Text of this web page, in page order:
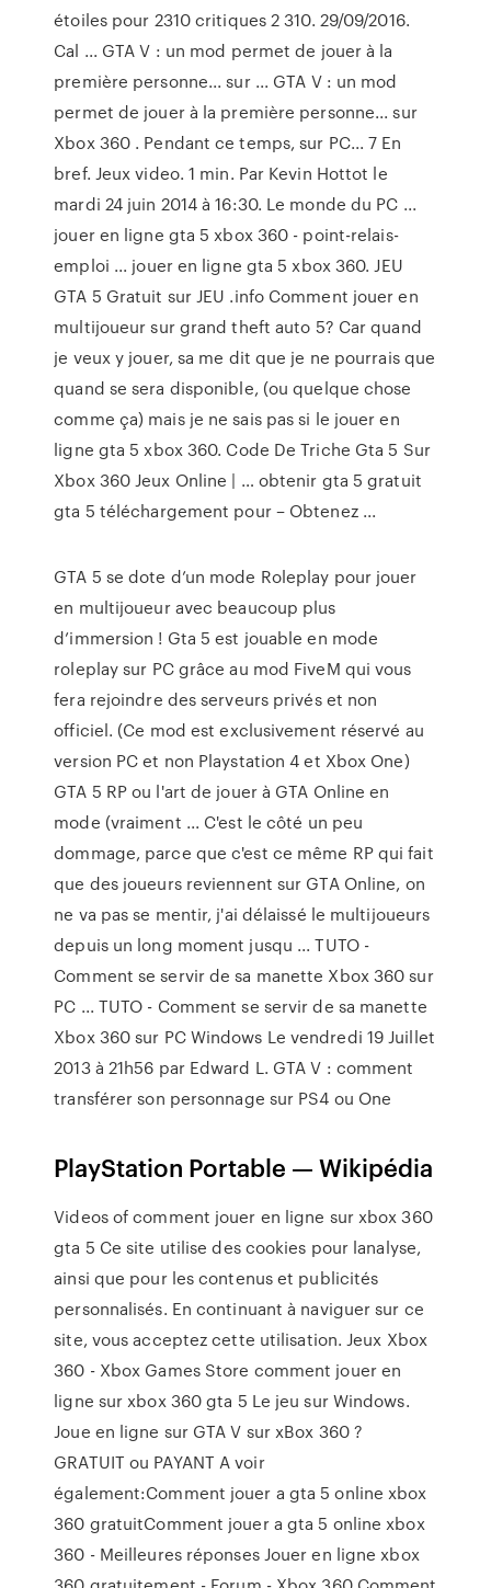
étoiles pour 2310 critiques 2 310. 29/09/2016.
Cal ... GTA V : un mod permet de jouer à la
première personne... sur ... GTA V : un mod
permet de jouer à la première personne... sur
Xbox 360 . Pendant ce temps, sur PC... 7 En
bref. Jeux video. 1 min. Par Kevin Hottot le
mardi 24 juin 2014 à 16:30. Le monde du PC ...
jouer en ligne gta 5 xbox 360 - point-relais-
emploi ... jouer en ligne gta 5 xbox 360. JEU
GTA 5 Gratuit sur JEU .info Comment jouer en
multijoueur sur grand theft auto 5? Car quand
je veux y jouer, sa me dit que je ne pourrais que
quand se sera disponible, (ou quelque chose
comme ça) mais je ne sais pas si le jouer en
ligne gta 5 xbox 360. Code De Triche Gta 5 Sur
Xbox 360 Jeux Online | … obtenir gta 5 gratuit
gta 5 téléchargement pour – Obtenez ...
GTA 5 se dote d’un mode Roleplay pour jouer
en multijoueur avec beaucoup plus
d’immersion ! Gta 5 est jouable en mode
roleplay sur PC grâce au mod FiveM qui vous
fera rejoindre des serveurs privés et non
officiel. (Ce mod est exclusivement réservé au
version PC et non Playstation 4 et Xbox One)
GTA 5 RP ou l'art de jouer à GTA Online en
mode (vraiment ... C'est le côté un peu
dommage, parce que c'est ce même RP qui fait
que des joueurs reviennent sur GTA Online, on
ne va pas se mentir, j'ai délaissé le multijoueurs
depuis un long moment jusqu ... TUTO -
Comment se servir de sa manette Xbox 360 sur
PC ... TUTO - Comment se servir de sa manette
Xbox 360 sur PC Windows Le vendredi 19 Juillet
2013 à 21h56 par Edward L. GTA V : comment
transférer son personnage sur PS4 ou One
PlayStation Portable — Wikipédia
Videos of comment jouer en ligne sur xbox 360
gta 5 Ce site utilise des cookies pour lanalyse,
ainsi que pour les contenus et publicités
personnalisés. En continuant à naviguer sur ce
site, vous acceptez cette utilisation. Jeux Xbox
360 - Xbox Games Store comment jouer en
ligne sur xbox 360 gta 5 Le jeu sur Windows.
Joue en ligne sur GTA V sur xBox 360 ?
GRATUIT ou PAYANT A voir
également:Comment jouer a gta 5 online xbox
360 gratuitComment jouer a gta 5 online xbox
360 - Meilleures réponses Jouer en ligne xbox